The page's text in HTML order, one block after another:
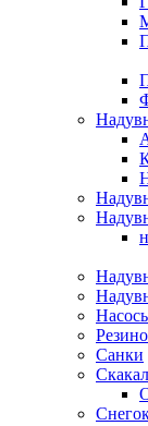
Санки